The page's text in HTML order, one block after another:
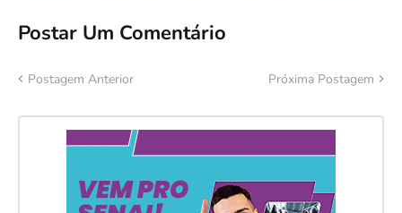
Postar Um Comentário
Postagem Anterior Próxima Postagem